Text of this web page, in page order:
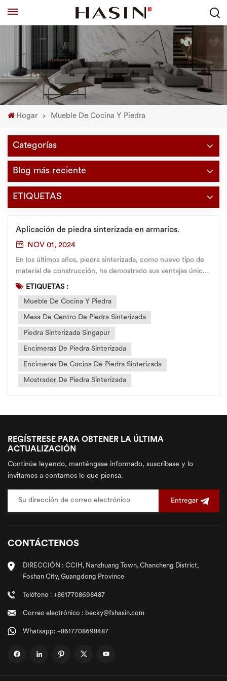
Hogar Mueble De Cocina Y Piedra
Categorías
Blog más reciente
ETIQUETAS
Aplicación de piedra sinterizada en armarios.
NOV 01, 2024
En los últimos años, piedra sinterizada, como nuevo tipo de
material de construcción, ha demostrado sus ventajas únicas
en el diseño de gabinetes y gradualmente se ha convertido
tiene una estéti...
ETIQUETAS :
Mueble De Cocina Y Piedra
Mesa De Centro De Piedra Sinterizada
Piedra Sinterizada Singapur
Encimeras De Piedra Sinterizada
Encimeras De Cocina De Piedra Sinterizada
Mostrador De Piedra Sinterizada
REGÍSTRESE PARA OBTENER LA ÚLTIMA
ACTUALIZACIÓN
Continúe leyendo, manténgase informado, suscríbase y lo
invitamos a contarnos lo que piensa.
Entregar
CONTÁCTENOS
DIRECCIÓN : CCIH, Nanzhuang Town, Chancheng District,
Foshan City, Guangdong Province
Teléfono : +8617708698487
Correo electrónico : becky@fshasin.com
Whatsapp: +8617708698487